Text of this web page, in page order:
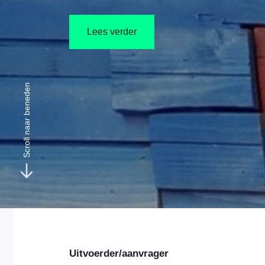
Lees verder
Scroll naar beneden
Uitvoerder/aanvrager